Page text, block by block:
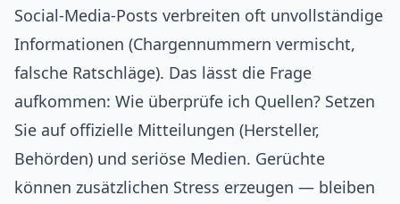
Social-Media-Posts verbreiten oft unvollständige
Informationen (Chargennummern vermischt,
falsche Ratschläge). Das lässt die Frage
aufkommen: Wie überprüfe ich Quellen? Setzen
Sie auf offizielle Mitteilungen (Hersteller,
Behörden) und seriöse Medien. Gerüchte
können zusätzlichen Stress erzeugen — bleiben